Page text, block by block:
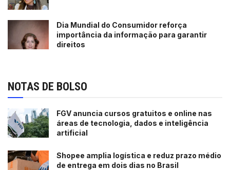
Dia Mundial do Consumidor reforça
importância da informação para garantir
direitos
NOTAS DE BOLSO
FGV anuncia cursos gratuitos e online nas
áreas de tecnologia, dados e inteligência
artificial
Shopee amplia logística e reduz prazo médio
de entrega em dois dias no Brasil